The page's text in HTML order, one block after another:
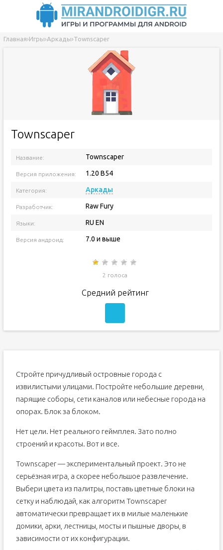
Главная›Игры›Аркады›Townscaper
Townscaper
Название: Townscaper
Версия приложения: 1.20 B54
Категория: Аркады
Разработчик: Raw Fury
Языки: RU EN
Версия андроид: 7.0 и выше
2 голоса
Средний рейтинг
Стройте причудливый островные города с
извилистыми улицами. Постройте небольшие деревни,
парящие соборы, сети каналов или небесные города на
опорах. Блок за блоком.
Нет цели. Нет реального геймплея. Зато полно
строений и красоты. Вот и все.
Townscaper — экспериментальный проект. Это не
серьёзная игра, а скорее небольшое развлечение.
Выбери цвета из палитры, поставь цветные блоки на
сетку и наблюдай, как алгоритм Townscaper
автоматически превращает их в милые маленькие
домики, арки, лестницы, мосты и пышные дворы, в
зависимости от их конфигурации.